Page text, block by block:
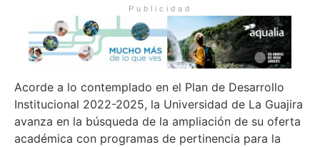
Publicidad
Acorde a lo contemplado en el Plan de Desarrollo
Institucional 2022-2025, la Universidad de La Guajira
avanza en la búsqueda de la ampliación de su oferta
académica con programas de pertinencia para la